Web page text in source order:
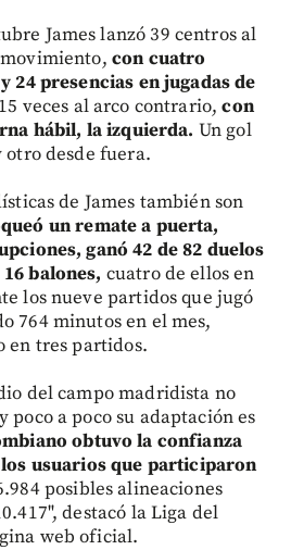
James lanzó 39 centros al
con cuatro
24 presencias en jugadas de
veces al arco contrario, con
hábil, la izquierda. Un gol
desde fuera.
de James también son
un remate a puerta,
ganó 42 de 82 duelos
balones, cuatro de ellos en
los nueve partidos que jugó
764 minutos en el mes,
en tres partidos.
del campo madridista no
poco a poco su adaptación es
obtuvo la confianza
usuarios que participaron
posibles alineaciones
destacó la Liga del
web oficial.